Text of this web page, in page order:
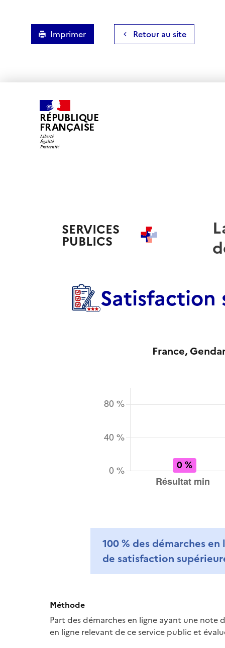
Imprimer Retour au site
RÉPUBLIQUE
FRANÇAISE
SERVICES
PUBLICS
Satisfaction
France,
100 % des démarches
de satisfaction
Méthode
Part des démarches en ligne ayant une
en ligne relevant de ce service public et